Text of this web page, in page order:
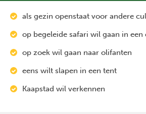
als gezin openstaat voor andere
op begeleide safari wil gaan in een
op zoek wil gaan naar olifanten
eens wilt slapen in een tent
Kaapstad wil verkennen